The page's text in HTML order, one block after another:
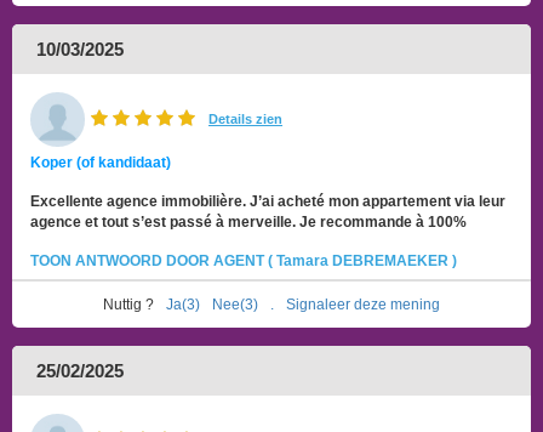
10/03/2025
Details zien
Koper (of kandidaat)
Excellente agence immobilière. J’ai acheté mon appartement via leur
agence et tout s’est passé à merveille. Je recommande à 100%
TOON ANTWOORD DOOR AGENT ( Tamara DEBREMAEKER )
Nuttig ? Ja(3) Nee(3) Signaleer deze mening
25/02/2025